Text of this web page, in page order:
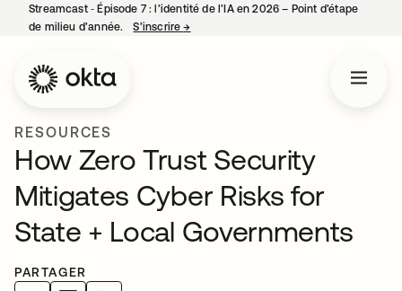
Streamcast ‑ Épisode 7 : l’identité de l’IA en 2026 – Point d’étape
de milieu d’année.
S’inscrire→
RESOURCES
How Zero Trust Security
Mitigates Cyber Risks for
State + Local Governments
PARTAGER